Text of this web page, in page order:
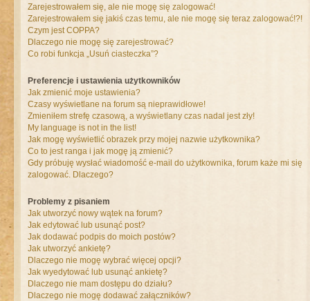
Zarejestrowałem się, ale nie mogę się zalogować!
Zarejestrowałem się jakiś czas temu, ale nie mogę się teraz zalogować!?!
Czym jest COPPA?
Dlaczego nie mogę się zarejestrować?
Co robi funkcja „Usuń ciasteczka”?
Preferencje i ustawienia użytkowników
Jak zmienić moje ustawienia?
Czasy wyświetlane na forum są nieprawidłowe!
Zmieniłem strefę czasową, a wyświetlany czas nadal jest zły!
My language is not in the list!
Jak mogę wyświetlić obrazek przy mojej nazwie użytkownika?
Co to jest ranga i jak mogę ją zmienić?
Gdy próbuję wysłać wiadomość e-mail do użytkownika, forum każe mi się
zalogować. Dlaczego?
Problemy z pisaniem
Jak utworzyć nowy wątek na forum?
Jak edytować lub usunąć post?
Jak dodawać podpis do moich postów?
Jak utworzyć ankietę?
Dlaczego nie mogę wybrać więcej opcji?
Jak wyedytować lub usunąć ankietę?
Dlaczego nie mam dostępu do działu?
Dlaczego nie mogę dodawać załączników?